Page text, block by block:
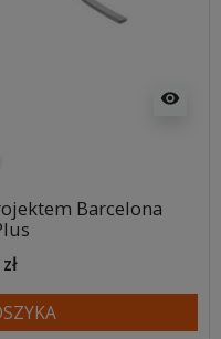
visibility
Barcelona